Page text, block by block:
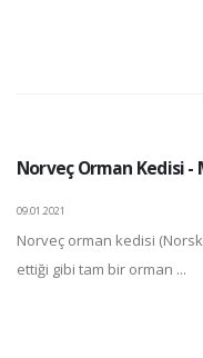
Norveç Orman Kedisi
09.01.2021
Norveç orman kedisi (Norsk
ettiği gibi tam bir orman ...